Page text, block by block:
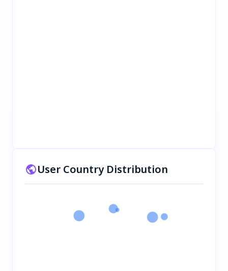
User Country Distribution